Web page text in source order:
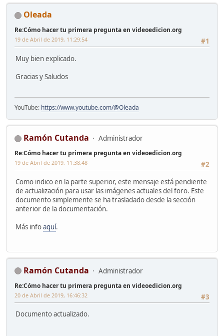
Oleada
Re:Cómo hacer tu primera pregunta en videoedicion.org
#1
19 de Abril de 2019, 11:29:54
Muy bien explicado.
Gracias y Saludos
YouTube: https://www.youtube.com/@Oleada
Ramón Cutanda Administrador
Re:Cómo hacer tu primera pregunta en videoedicion.org
#2
19 de Abril de 2019, 11:38:48
Como indico en la parte superior, este mensaje está pendiente
de actualización para usar las imágenes actuales del foro. Este
documento simplemente se ha trasladado desde la sección
anterior de la documentación.
Más infoaquí.
Ramón Cutanda Administrador
Re:Cómo hacer tu primera pregunta en videoedicion.org
#3
20 de Abril de 2019, 16:46:32
Documento actualizado.